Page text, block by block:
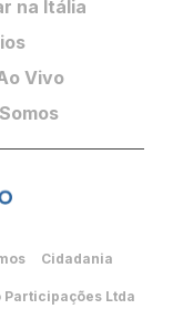
na Itália
Vivo
Cidadania
Ltda